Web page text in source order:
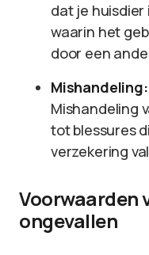
dat je
waarin het
door een
Mishandeling:
Mishandeling
tot blessures
verzekering
Voorwaarden
ongevallen